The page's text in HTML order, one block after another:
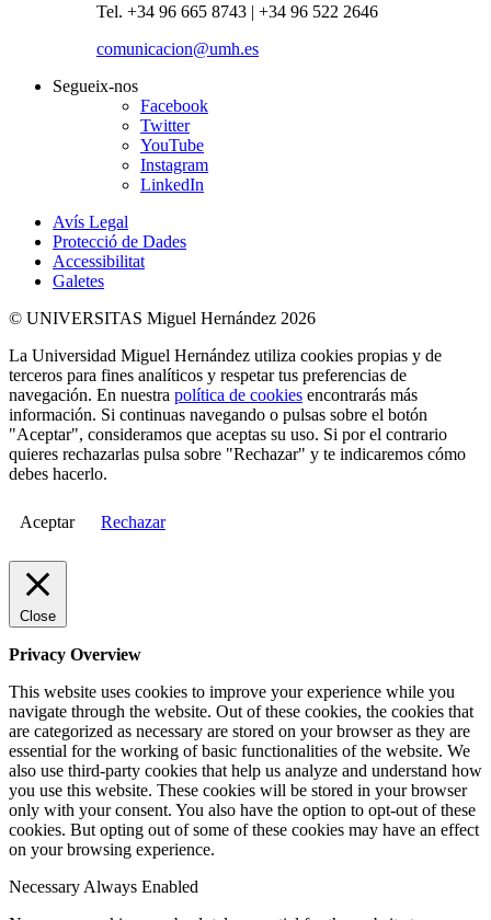
Tel. +34 96 665 8743 | +34 96 522 2646
comunicacion@umh.es
Segueix-nos
Facebook
Twitter
YouTube
Instagram
LinkedIn
Avís Legal
Protecció de Dades
Accessibilitat
Galetes
© UNIVERSITAS Miguel Hernández 2026
La Universidad Miguel Hernández utiliza cookies propias y de
terceros para fines analíticos y respetar tus preferencias de
navegación. En nuestra política de cookies encontrarás más
información. Si continuas navegando o pulsas sobre el botón
"Aceptar", consideramos que aceptas su uso. Si por el contrario
quieres rechazarlas pulsa sobre "Rechazar" y te indicaremos cómo
debes hacerlo.
Aceptar Rechazar
Close
Privacy Overview
This website uses cookies to improve your experience while you
navigate through the website. Out of these cookies, the cookies that
are categorized as necessary are stored on your browser as they are
essential for the working of basic functionalities of the website. We
also use third-party cookies that help us analyze and understand how
you use this website. These cookies will be stored in your browser
only with your consent. You also have the option to opt-out of these
cookies. But opting out of some of these cookies may have an effect
on your browsing experience.
Necessary Always Enabled